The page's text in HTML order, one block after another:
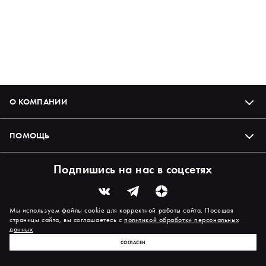
О КОМПАНИИ
ПОМОЩЬ
Подпишись на нас в соцсетях
Мы используем файлы cookie для корректной работы сайта. Посещая
страницы сайта, вы соглашаетесь сполитикой обработки персональных
данных
СОГЛАСЕН